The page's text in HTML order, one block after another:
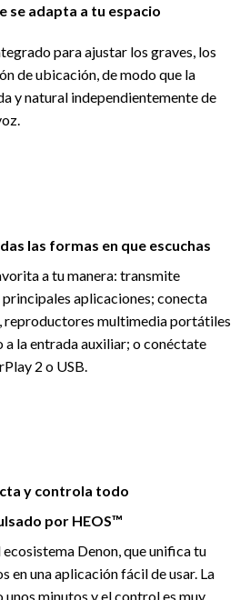
se adapta a tu espacio
para ajustar los graves, los
de ubicación, de modo que la
y natural independientemente de
las formas en que escuchas
a tu manera: transmite
aplicaciones; conecta
reproductores multimedia portátiles
a la entrada auxiliar; o conéctate
2 o USB.
y controla todo
por HEOS™
Denon, que unifica tu
en una aplicación fácil de usar. La
minutos y el control es muy